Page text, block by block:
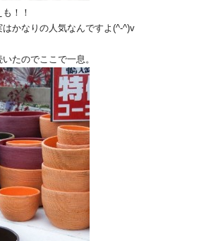
！！
かなりの人気なんですよ(^-^)v
たのでここで一息。